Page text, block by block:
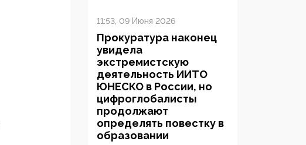
11:53, 09 Июня 2026
Прокуратура наконец
увидела
экстремистскую
деятельность ИИТО
ЮНЕСКО в России, но
цифроглобалисты
продолжают
определять повестку в
образовании